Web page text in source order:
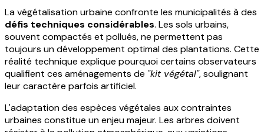
La végétalisation urbaine confronte les municipalités à des
défis techniques considérables. Les sols urbains,
souvent compactés et pollués, ne permettent pas
toujours un développement optimal des plantations. Cette
réalité technique explique pourquoi certains observateurs
qualifient ces aménagements de "kit végétal", soulignant
leur caractère parfois artificiel.
L'adaptation des espèces végétales aux contraintes
urbaines constitue un enjeu majeur. Les arbres doivent